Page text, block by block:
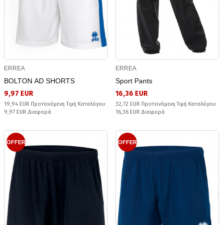
ERREA
BOLTON AD SHORTS
9,97 EUR
19,94 EUR Προτεινόμενη Τιμή Καταλόγου
9,97 EUR Διαφορά
ERREA
Sport Pants
16,36 EUR
32,72 EUR Προτεινόμενη Τιμή Καταλόγου
16,36 EUR Διαφορά
OFFER OFFER